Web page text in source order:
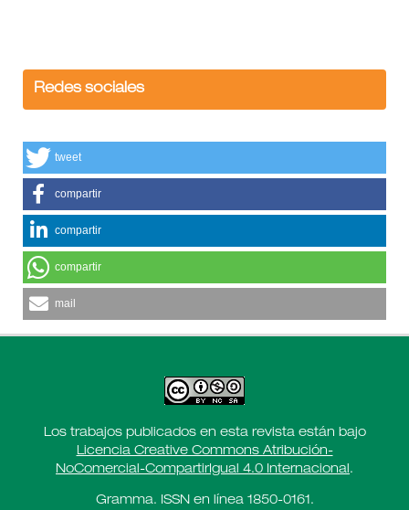
Redes sociales
tweet
compartir
compartir
compartir
mail
Los trabajos publicados en esta revista están bajo
Licencia Creative Commons Atribución-
NoComercial-CompartirIgual 4.0 Internacional .
Gramma. ISSN en línea 1850-0161.